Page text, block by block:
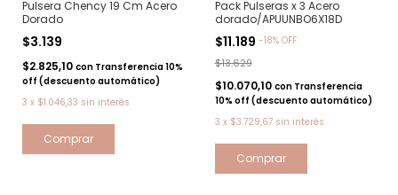
Pulsera Chency 19 Cm Acero
Dorado
$3.139
$2.825,10 con Transferencia 10%
off (descuento automático)
3 x $1.046,33 sin interés
Pack Pulseras x 3 Acero
dorado/APUUNBO6X18D
$11.189 -18% OFF
$13.629
$10.070,10 con Transferencia
10% off (descuento automático)
3 x $3.729,67 sin interés